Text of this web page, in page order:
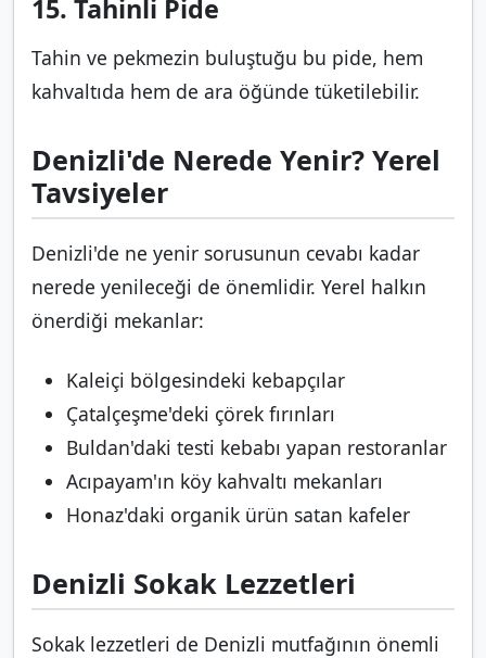
15. Tahinli Pide
Tahin ve pekmezin buluştuğu bu pide, hem
kahvaltıda hem de ara öğünde tüketilebilir.
Denizli'de Nerede Yenir? Yerel
Tavsiyeler
Denizli'de ne yenir sorusunun cevabı kadar
nerede yenileceği de önemlidir. Yerel halkın
önerdiği mekanlar:
Kaleiçi bölgesindeki kebapçılar
Çatalçeşme'deki çörek fırınları
Buldan'daki testi kebabı yapan restoranlar
Acıpayam'ın köy kahvaltı mekanları
Honaz'daki organik ürün satan kafeler
Denizli Sokak Lezzetleri
Sokak lezzetleri de Denizli mutfağının önemli